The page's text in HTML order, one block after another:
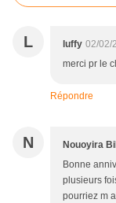
L luffy 02/02/
merci pr le
Répondre
N Nouoyira
Bonne
plusieurs
pourriez m